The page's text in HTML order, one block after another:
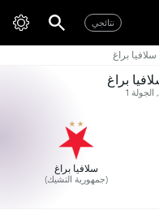
نتائجي
براغ
براغ
1
سلافيا براغ
(جمهورية التشيك)